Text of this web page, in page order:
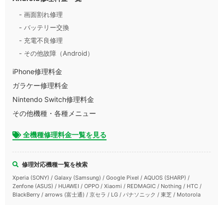
- 画面割れ修理
- バッテリー交換
- 充電不良修理
- その他故障（Android）
iPhone修理料金
ガラケー修理料金
Nintendo Switch修理料金
その他機種・各種メニュー
全機種修理料金一覧を見る
修理対応機種一覧を検索
Xperia (SONY) / Galaxy (Samsung) / Google Pixel / AQUOS (SHARP) /
Zenfone (ASUS) / HUAWEI / OPPO / Xiaomi / REDMAGIC / Nothing / HTC /
BlackBerry / arrows (富士通) / 京セラ / LG / パナソニック / 東芝 / Motorola